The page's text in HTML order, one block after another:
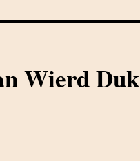
Wierd Duk